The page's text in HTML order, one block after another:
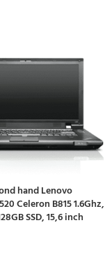
hand Lenovo
Celeron B815 1.6Ghz,
SSD, 15,6 inch